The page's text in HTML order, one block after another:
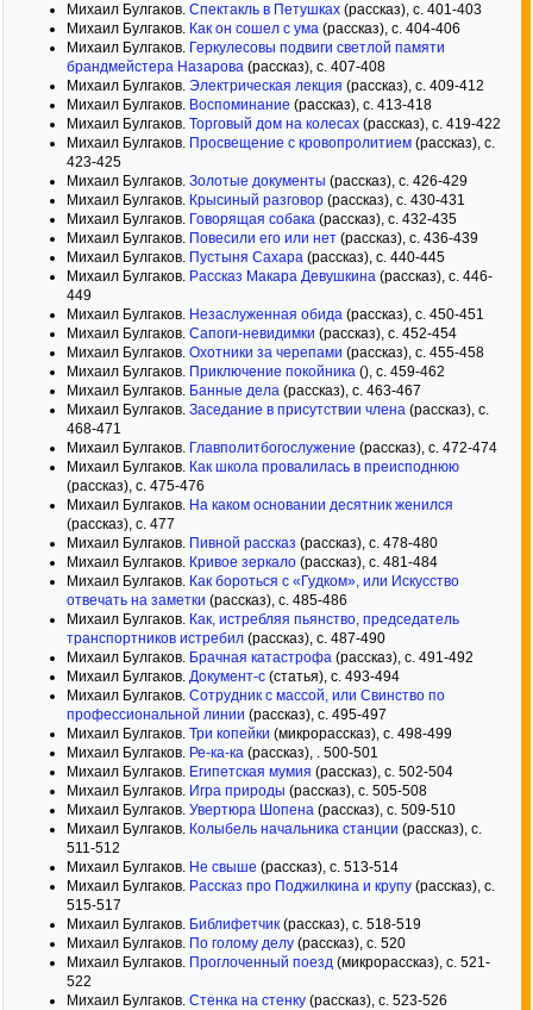
Михаил Булгаков. Спектакль в Петушках (рассказ), с. 401-403
Михаил Булгаков. Как он сошел с ума (рассказ), с. 404-406
Михаил Булгаков. Геркулесовы подвиги светлой памяти
брандмейстера Назарова (рассказ), с. 407-408
Михаил Булгаков. Электрическая лекция (рассказ), с. 409-412
Михаил Булгаков. Воспоминание (рассказ), с. 413-418
Михаил Булгаков. Торговый дом на колесах (рассказ), с. 419-422
Михаил Булгаков. Просвещение с кровопролитием (рассказ), с.
423-425
Михаил Булгаков. Золотые документы (рассказ), с. 426-429
Михаил Булгаков. Крысиный разговор (рассказ), с. 430-431
Михаил Булгаков. Говорящая собака (рассказ), с. 432-435
Михаил Булгаков. Повесили его или нет (рассказ), с. 436-439
Михаил Булгаков. Пустыня Сахара (рассказ), с. 440-445
Михаил Булгаков. Рассказ Макара Девушкина (рассказ), с. 446-
449
Михаил Булгаков. Незаслуженная обида (рассказ), с. 450-451
Михаил Булгаков. Сапоги-невидимки (рассказ), с. 452-454
Михаил Булгаков. Охотники за черепами (рассказ), с. 455-458
Михаил Булгаков. Приключение покойника (), с. 459-462
Михаил Булгаков. Банные дела (рассказ), с. 463-467
Михаил Булгаков. Заседание в присутствии члена (рассказ), с.
468-471
Михаил Булгаков. Главполитбогослужение (рассказ), с. 472-474
Михаил Булгаков. Как школа провалилась в преисподнюю
(рассказ), с. 475-476
Михаил Булгаков. На каком основании десятник женился
(рассказ), с. 477
Михаил Булгаков. Пивной рассказ (рассказ), с. 478-480
Михаил Булгаков. Кривое зеркало (рассказ), с. 481-484
Михаил Булгаков. Как бороться с «Гудком», или Искусство
отвечать на заметки (рассказ), с. 485-486
Михаил Булгаков. Как, истребляя пьянство, председатель
транспортников истребил (рассказ), с. 487-490
Михаил Булгаков. Брачная катастрофа (рассказ), с. 491-492
Михаил Булгаков. Документ-с (статья), с. 493-494
Михаил Булгаков. Сотрудник с массой, или Свинство по
профессиональной линии (рассказ), с. 495-497
Михаил Булгаков. Три копейки (микрорассказ), с. 498-499
Михаил Булгаков. Ре-ка-ка (рассказ), . 500-501
Михаил Булгаков. Египетская мумия (рассказ), с. 502-504
Михаил Булгаков. Игра природы (рассказ), с. 505-508
Михаил Булгаков. Увертюра Шопена (рассказ), с. 509-510
Михаил Булгаков. Колыбель начальника станции (рассказ), с.
511-512
Михаил Булгаков. Не свыше (рассказ), с. 513-514
Михаил Булгаков. Рассказ про Поджилкина и крупу (рассказ), с.
515-517
Михаил Булгаков. Библифетчик (рассказ), с. 518-519
Михаил Булгаков. По голому делу (рассказ), с. 520
Михаил Булгаков. Проглоченный поезд (микрорассказ), с. 521-
522
Михаил Булгаков. Стенка на стенку (рассказ), с. 523-526